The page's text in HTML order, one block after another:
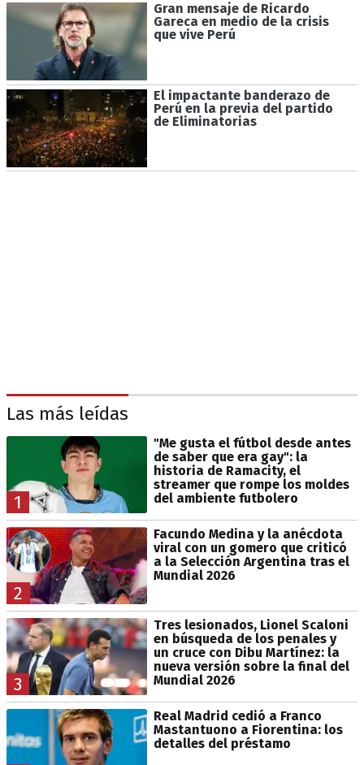
Gran mensaje de Ricardo
Gareca en medio de la crisis
que vive Perú
El impactante banderazo de
Perú en la previa del partido
de Eliminatorias
Las más leídas
1
"Me gusta el fútbol desde antes
de saber que era gay": la
historia de Ramacity, el
streamer que rompe los moldes
del ambiente futbolero
2
Facundo Medina y la anécdota
viral con un gomero que criticó
a la Selección Argentina tras el
Mundial 2026
3
Tres lesionados, Lionel Scaloni
en búsqueda de los penales y
un cruce con Dibu Martínez: la
nueva versión sobre la final del
Mundial 2026
Real Madrid cedió a Franco
Mastantuono a Fiorentina: los
detalles del préstamo